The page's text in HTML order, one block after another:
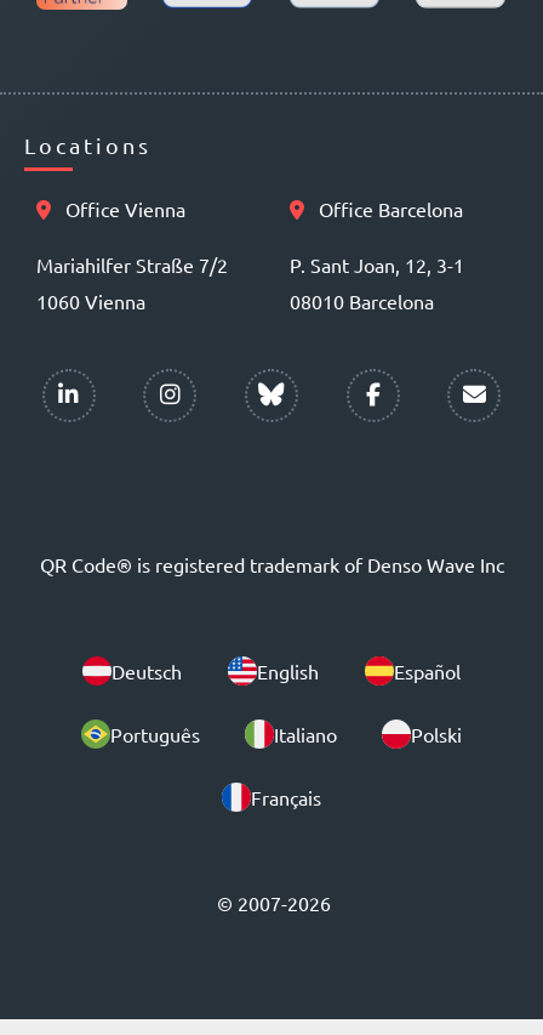
Locations
Office Vienna
Mariahilfer Straße 7/2
1060 Vienna
Office Barcelona
P. Sant Joan, 12, 3-1
08010 Barcelona
QR Code® is registered trademark of Denso Wave Inc
Deutsch English Español
Português Italiano Polski
Français
© 2007-2026